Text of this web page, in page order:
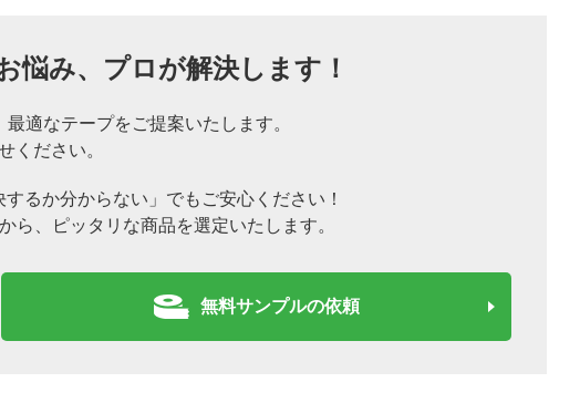
悩み、 プロが解決します！
最適なテープをご提案いたします。
ください。
るか分からない」でもご安心ください！
ら、
ピッタリな商品を選定いたします。
無料サンプルの依頼